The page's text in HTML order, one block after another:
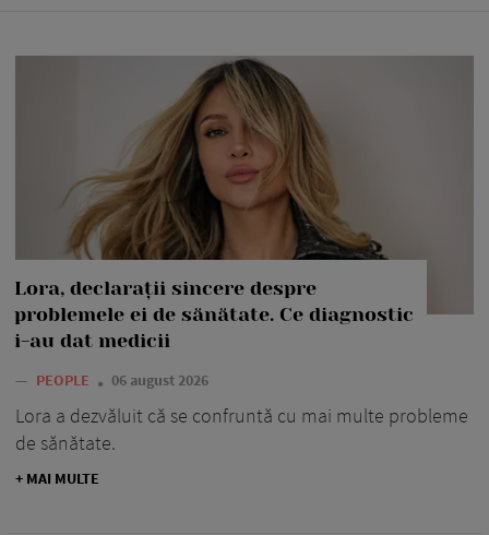
Lora, declarații sincere despre
problemele ei de sănătate. Ce diagnostic
i-au dat medicii
— PEOPLE 06 august 2026
Lora a dezvăluit că se confruntă cu mai multe probleme
de sănătate.
+ MAI MULTE